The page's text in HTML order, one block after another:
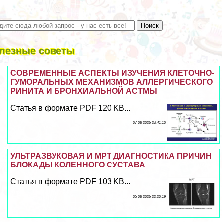
советы
СОВРЕМЕННЫЕ АСПЕКТЫ ИЗУЧЕНИЯ КЛЕТОЧНО-
ГУМОРАЛЬНЫХ МЕХАНИЗМОВ АЛЛЕРГИЧЕСКОГО
РИНИТА И БРОНХИАЛЬНОЙ АСТМЫ
Статья в формате PDF 120 KB...
07 08 2026 23:41:10
УЛЬТРАЗВУКОВАЯ И МРТ ДИАГНОСТИКА ПРИЧИН
БЛОКАДЫ КОЛЕННОГО СУСТАВА
Статья в формате PDF 103 KB...
05 08 2026 22:20:19